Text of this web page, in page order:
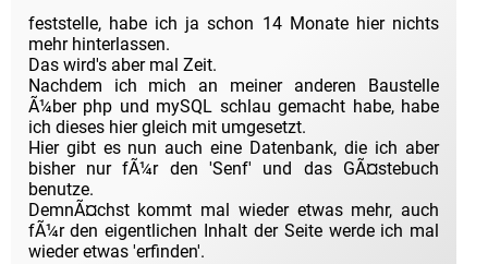
feststelle, habe ich ja schon 14 Monate hier nichts
mehr hinterlassen.
Das wird's aber mal Zeit.
Nachdem ich mich an meiner anderen Baustelle
Ã¼ber php und mySQL schlau gemacht habe, habe
ich dieses hier gleich mit umgesetzt.
Hier gibt es nun auch eine Datenbank, die ich aber
bisher nur fÃ¼r den 'Senf' und das GÃ¤stebuch
benutze.
DemnÃ¤chst kommt mal wieder etwas mehr, auch
fÃ¼r den eigentlichen Inhalt der Seite werde ich mal
wieder etwas 'erfinden'.